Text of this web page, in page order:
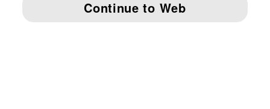
IMPRINT AND LEGAL DATA